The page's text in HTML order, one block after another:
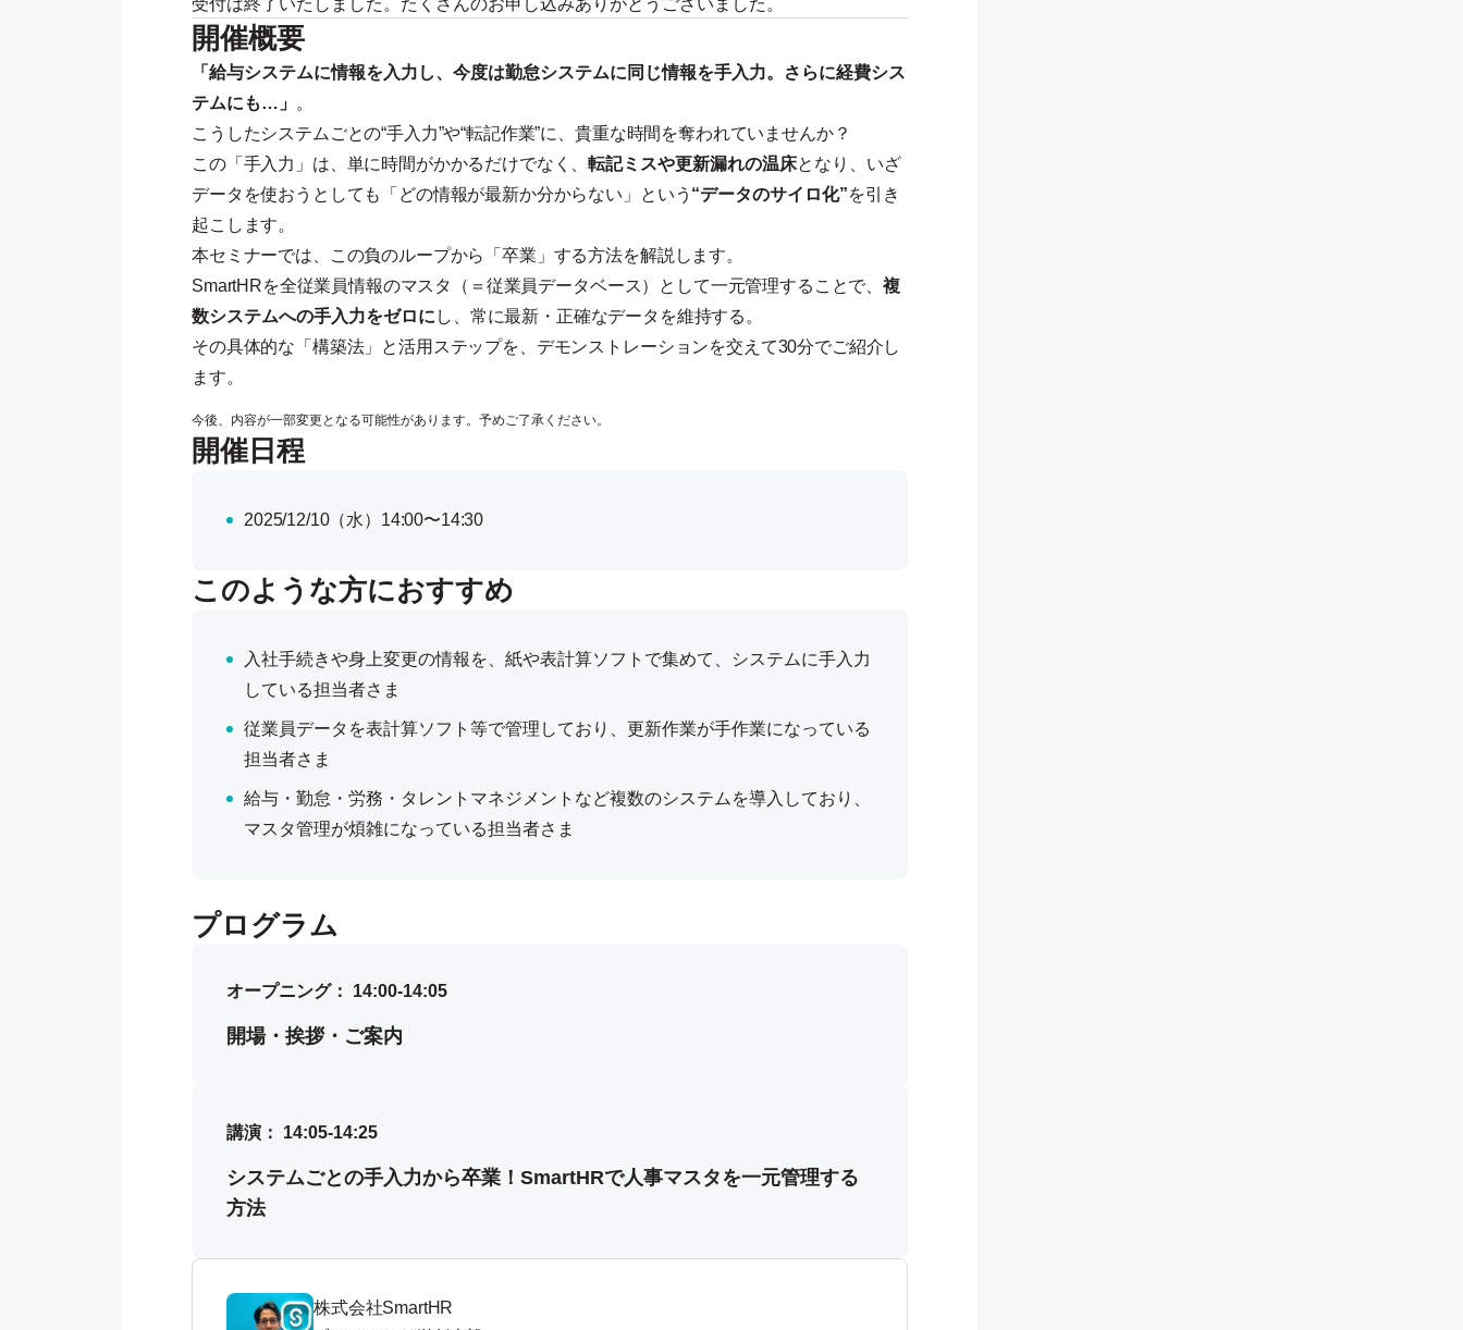
受付は終了いたしました。たくさんのお申し込みありがとうございました。
開催概要
「給与システムに情報を入力し、今度は勤怠システムに同じ情報を手入力。さらに経費シス
テムにも…」 。
こうしたシステムごとの“手入力”や“転記作業”に、貴重な時間を奪われていませんか？
この「手入力」は、単に時間がかかるだけでなく、転記ミスや更新漏れの温床となり、いざ
データを使おうとしても「どの情報が最新か分からない」という “データのサイロ化”を引き
起こします。
本セミナーでは、この負のループから「卒業」する方法を解説します。
SmartHRを全従業員情報のマスタ（＝従業員データベース）として一元管理することで、複
数システムへの手入力をゼロに し、常に最新・正確なデータを維持する。
その具体的な「構築法」と活用ステップを、デモンストレーションを交えて30分でご紹介し
ます。
今後、内容が一部変更となる可能性があります。予めご了承ください。
開催日程
2025/12/10（水） 14:00〜14:30
このような方におすすめ
入社手続きや身上変更の情報を、紙や表計算ソフトで集めて、システムに手入力
している担当者さま
従業員データを表計算ソフト等で管理しており、更新作業が手作業になっている
担当者さま
給与・勤怠・労務・タレントマネジメントなど複数のシステムを導入しており、
マスタ管理が煩雑になっている担当者さま
プログラム
オープニング： 14:00-14:05
開場・挨拶・ご案内
講演： 14:05-14:25
システムごとの手入力から卒業！SmartHRで人事マスタを一元管理する
方法
株式会社SmartHR